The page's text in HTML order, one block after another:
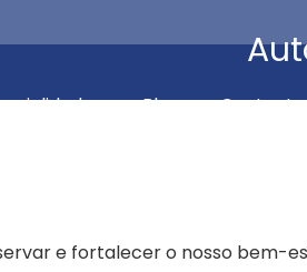
Blog
e fortalecer o nosso bem-